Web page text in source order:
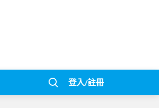
登入/註冊